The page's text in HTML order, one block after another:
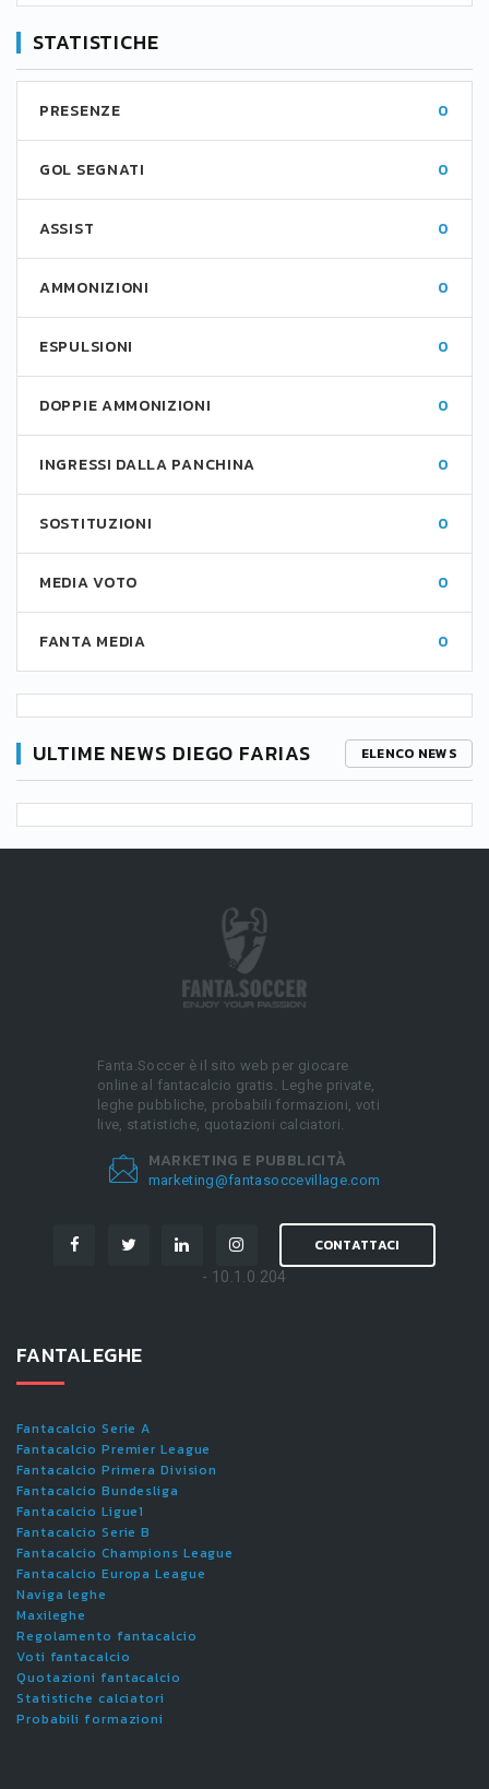
STATISTICHE
PRESENZE 0
GOL SEGNATI 0
ASSIST 0
AMMONIZIONI 0
ESPULSIONI 0
DOPPIE AMMONIZIONI 0
INGRESSI DALLA PANCHINA 0
SOSTITUZIONI 0
MEDIA VOTO 0
FANTA MEDIA 0
ULTIME NEWS DIEGO FARIAS ELENCO NEWS
Fanta.Soccer è il sito web per giocare
online al fantacalcio gratis. Leghe private,
leghe pubbliche, probabili formazioni, voti
live, statistiche, quotazioni calciatori.
MARKETING E PUBBLICITÀ
marketing@fantasoccevillage.com
CONTATTACI
- 10.1.0.204
FANTALEGHE
Fantacalcio Serie A
Fantacalcio Premier League
Fantacalcio Primera Division
Fantacalcio Bundesliga
Fantacalcio Ligue1
Fantacalcio Serie B
Fantacalcio Champions League
Fantacalcio Europa League
Naviga leghe
Maxileghe
Regolamento fantacalcio
Voti fantacalcio
Quotazioni fantacalcio
Statistiche calciatori
Probabili formazioni